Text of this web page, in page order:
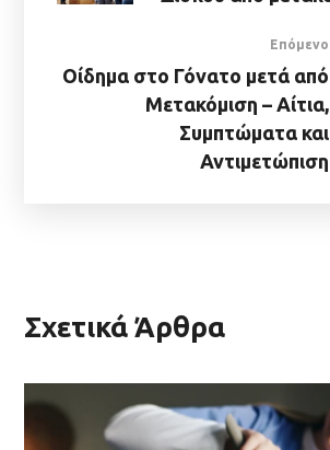
Επόμενο
Οίδημα στο Γόνατο μετά από
Μετακόμιση – Αίτια,
Συμπτώματα και
Αντιμετώπιση
Σχετικά Άρθρα